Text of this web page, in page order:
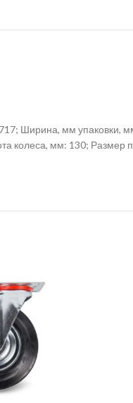
Ширина, мм упаковки,
колеса, мм: 130;